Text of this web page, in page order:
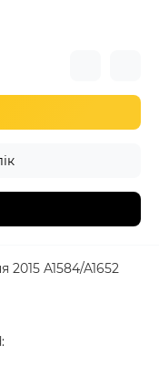
2015 A1584/A1652